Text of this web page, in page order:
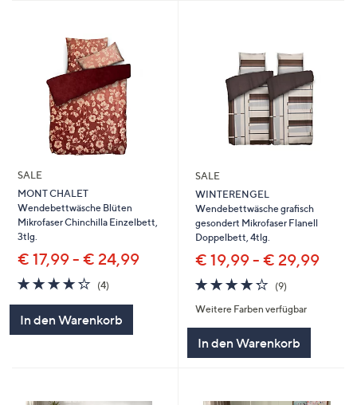
SALE
MONT CHALET
Wendebettwäsche Blüten
Mikrofaser Chinchilla Einzelbett,
3tlg.
€ 17,99 - € 24,99
4.2
von
(4)
In den Warenkorb
SALE
WINTERENGEL
Wendebettwäsche grafisch
gesondert Mikrofaser Flanell
Doppelbett, 4tlg.
€ 19,99 - € 29,99
4.2
von
5
(9)
Weitere Farben verfügbar
In den Warenkorb